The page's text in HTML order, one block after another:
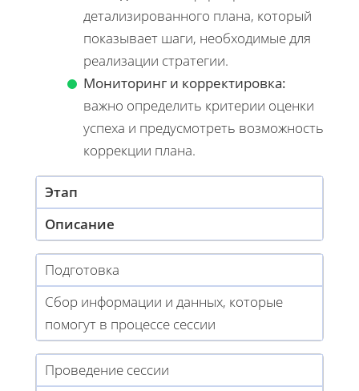
детализированного плана, который
показывает шаги, необходимые для
реализации стратегии.
Мониторинг и корректировка:
важно определить критерии оценки
успеха и предусмотреть возможность
коррекции плана.
Этап
Описание
Подготовка
Сбор информации и данных, которые
помогут в процессе сессии
Проведение сессии